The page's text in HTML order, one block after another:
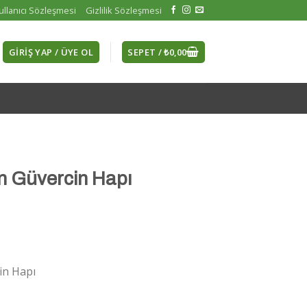
Sözleşmesi Gizlilik Sözleşmesi
GIRIŞ YAP / ÜYE OL SEPET /₺0,00
Güvercin Hapı
Hapı